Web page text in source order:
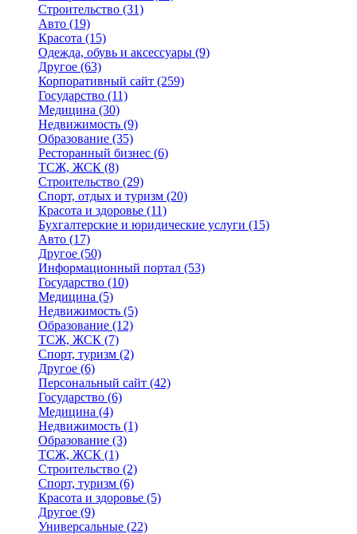
Строительство (31)
Авто (19)
Красота (15)
Одежда, обувь и аксессуары (9)
Другое (63)
Корпоративный сайт (259)
Государство (11)
Медицина (30)
Недвижимость (9)
Образование (35)
Ресторанный бизнес (6)
ТСЖ, ЖСК (8)
Строительство (29)
Спорт, отдых и туризм (20)
Красота и здоровье (11)
Бухгалтерские и юридические услуги (15)
Авто (17)
Другое (50)
Информационный портал (53)
Государство (10)
Медицина (5)
Недвижимость (5)
Образование (12)
ТСЖ, ЖСК (7)
Спорт, туризм (2)
Другое (6)
Персональный сайт (42)
Государство (6)
Медицина (4)
Недвижимость (1)
Образование (3)
ТСЖ, ЖСК (1)
Строительство (2)
Спорт, туризм (6)
Красота и здоровье (5)
Другое (9)
Универсальные (22)